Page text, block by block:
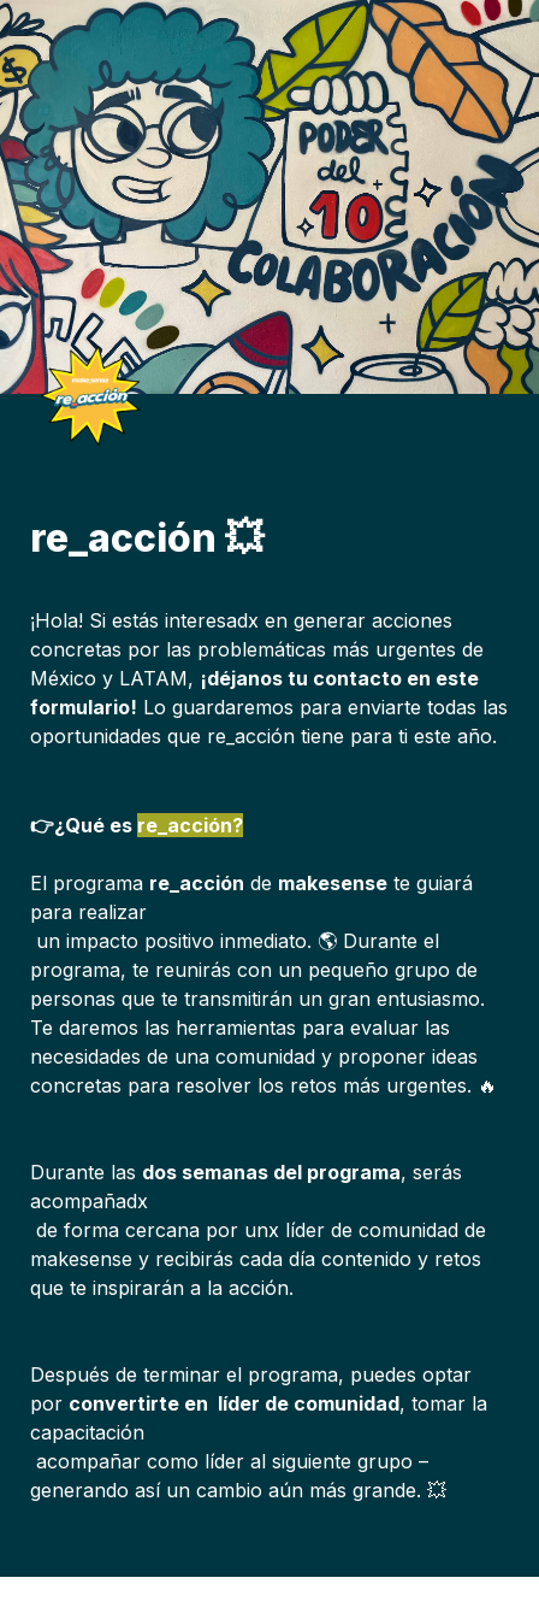
re_acción 💥
¡Hola! Si estás interesadx en generar acciones
concretas por las problemáticas más urgentes de
México y LATAM, ¡déjanos tu contacto en este
formulario! Lo guardaremos para enviarte todas las
oportunidades que re_acción tiene para ti este año.
👉¿Qué es re_acción?
El programa re_acción de makesense te guiará
para realizar
programa, te reunirás con un pequeño grupo de
personas que te transmitirán un gran entusiasmo.
Te daremos las herramientas para evaluar las
necesidades de una comunidad y proponer ideas
concretas para resolver los retos más urgentes. 🔥
Durante las dos semanas del programa, serás
acompañadx
makesense y recibirás cada día contenido y retos
que te inspirarán a la acción.
Después de terminar el programa, puedes optar
por convertirte en  líder de comunidad, tomar la
capacitación
generando así un cambio aún más grande. 💥